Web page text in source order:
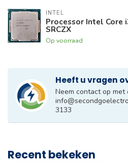
INTEL
Processor Intel Core
SRCZX
Op voorraad
Heeft u vragen
Neem contact op met
3133
Recent bekeken